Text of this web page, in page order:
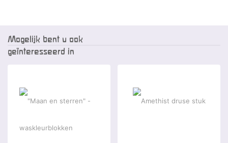
Mogelijk bent u ook
geïnteresseerd in